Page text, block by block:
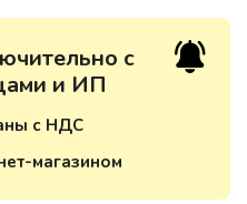
с
и ИП
с НДС
магазином